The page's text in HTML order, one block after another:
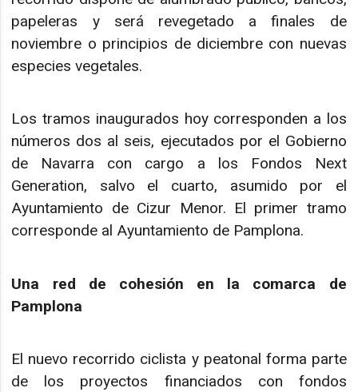
papeleras y será revegetado a finales de
noviembre o principios de diciembre con nuevas
especies vegetales.
Los tramos inaugurados hoy corresponden a los
números dos al seis, ejecutados por el Gobierno
de Navarra con cargo a los Fondos Next
Generation, salvo el cuarto, asumido por el
Ayuntamiento de Cizur Menor. El primer tramo
corresponde al Ayuntamiento de Pamplona.
Una red de cohesión en la comarca de
Pamplona
El nuevo recorrido ciclista y peatonal forma parte
de los proyectos financiados con fondos